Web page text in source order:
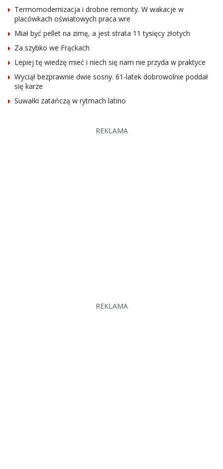
Termomodernizacja i drobne remonty. W wakacje w
placówkach oświatowych praca wre
Miał być pellet na zimę, a jest strata 11 tysięcy złotych
Za szybko we Frąckach
Lepiej tę wiedzę mieć i niech się nam nie przyda w praktyce
Wyciął bezprawnie dwie sosny. 61-latek dobrowolnie poddał
się karze
Suwałki zatańczą w rytmach latino
REKLAMA
REKLAMA